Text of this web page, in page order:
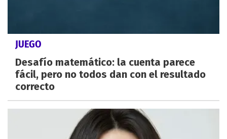
JUEGO
Desafío matemático: la cuenta parece
fácil, pero no todos dan con el resultado
correcto